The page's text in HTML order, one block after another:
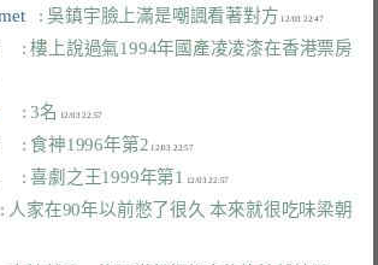
: 吳鎮宇臉上滿是嘲諷看著對方 12/03 22:47
: 樓上說過氣1994年國產凌凌漆在香港票房
: 3名
: 食神1996年第2 12/03 22:57
: 喜劇之王1999年第1
: 人家在90年以前憋了很久 本來就很吃味梁朝